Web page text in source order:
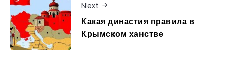
Next
Какая династия правила в
Крымском ханстве